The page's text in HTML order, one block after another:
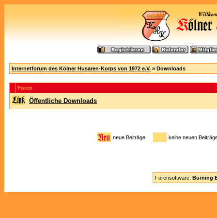
Internetforum des Kölner Husaren-Korps von 1972 e.V. » Downloads
Foren
Öffentliche Downloads
neue Beiträge keine neuen
Forensoftware: Burning